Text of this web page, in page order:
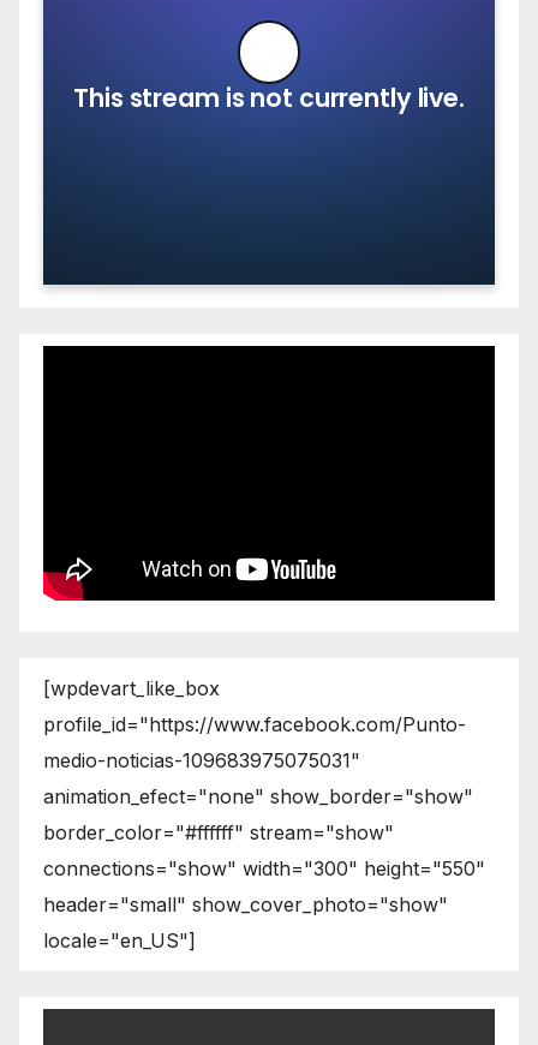
[wpdevart_like_box
profile_id="https://www.facebook.com/Punto-
medio-noticias-109683975075031"
animation_efect="none" show_border="show"
border_color="#ffffff" stream="show"
connections="show" width="300" height="550"
header="small" show_cover_photo="show"
locale="en_US"]